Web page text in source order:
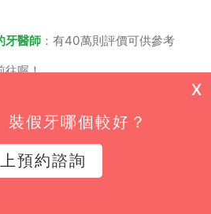
牙醫師 ：有40萬則評價可供參考
往喔！
點擊 | 線上預約
裝假牙哪個較好？
預約諮詢
X